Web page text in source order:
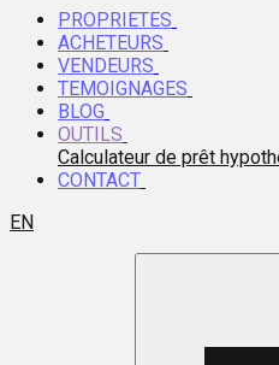
PROPRIETES
ACHETEURS
VENDEURS
TEMOIGNAGES
BLOG
OUTILS
Calculateur de prêt
CONTACT
EN